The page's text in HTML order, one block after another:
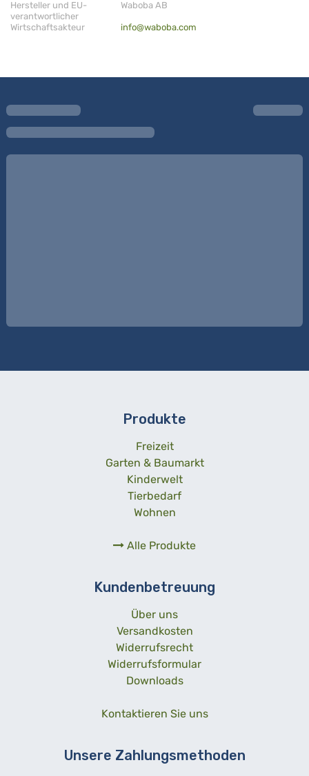
Hersteller und EU-
verantwortlicher
Wirtschaftsakteur
Waboba AB
info@waboba.com
Produkte
Freizeit
Garten & Baumarkt
Kinderwelt
Tierbedarf
Wohnen
Alle Produkte
Kundenbetreuung
Über uns
Versandkosten
Widerrufsrecht
Widerrufsformular
Downloads
Kontaktieren Sie uns
Unsere Zahlungsmethoden